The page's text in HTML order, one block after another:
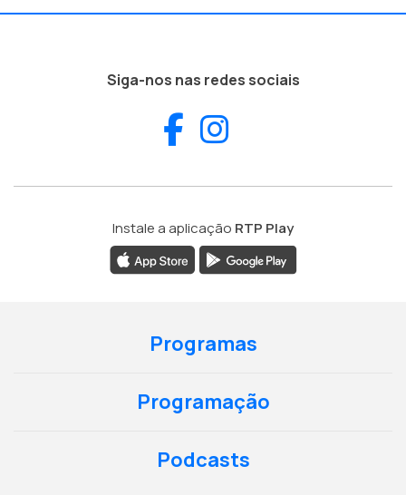
Siga-nos nas redes sociais
Facebook
Instale a aplicação RTP Play
Programas
Programação
Podcasts